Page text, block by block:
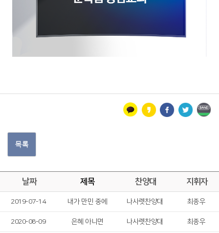
목록
날짜 제목 찬양대 지휘자
2019-07-14 내가 만민 중에 나사렛찬양대 최종우
2020-08-09 은혜 아니면 나사렛찬양대 최종우